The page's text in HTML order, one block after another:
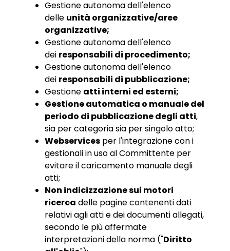
Gestione autonoma dell'elenco
delle unità organizzative/aree
organizzative;
Gestione autonoma dell'elenco
dei responsabili di procedimento;
Gestione autonoma dell'elenco
dei responsabili di pubblicazione;
Gestione atti interni ed esterni;
Gestione automatica o manuale del
periodo di pubblicazione degli atti,
sia per categoria sia per singolo atto;
Webservices per l'integrazione con i
gestionali in uso al Committente per
evitare il caricamento manuale degli
atti;
Non indicizzazione sui motori
ricerca delle pagine contenenti dati
relativi agli atti e dei documenti allegati,
secondo le più affermate
interpretazioni della norma ("Diritto